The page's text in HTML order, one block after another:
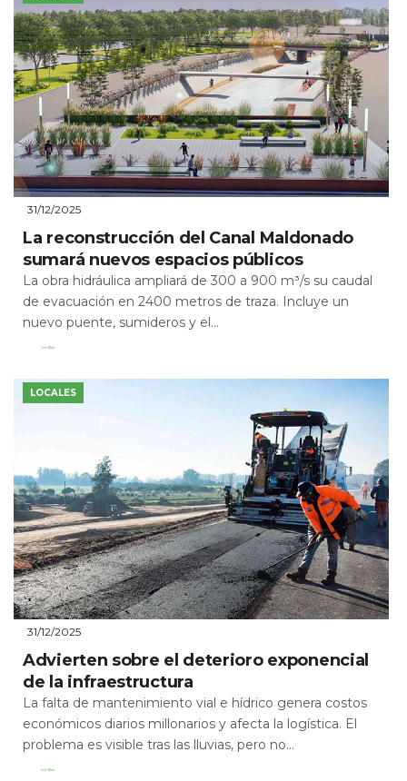
31/12/2025
La reconstrucción del Canal Maldonado
sumará nuevos espacios públicos
La obra hidráulica ampliará de 300 a 900 m³/s su caudal
de evacuación en 2400 metros de traza. Incluye un
nuevo puente, sumideros y el...
Leer Más
LOCALES
31/12/2025
Advierten sobre el deterioro exponencial
de la infraestructura
La falta de mantenimiento vial e hídrico genera costos
económicos diarios millonarios y afecta la logística. El
problema es visible tras las lluvias, pero no...
Leer Más